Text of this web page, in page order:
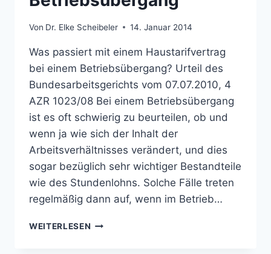
Von Dr. Elke Scheibeler 14. Januar 2014
Was passiert mit einem Haustarifvertrag
bei einem Betriebsübergang? Urteil des
Bundesarbeitsgerichts vom 07.07.2010, 4
AZR 1023/08 Bei einem Betriebsübergang
ist es oft schwierig zu beurteilen, ob und
wenn ja wie sich der Inhalt der
Arbeitsverhältnisses verändert, und dies
sogar bezüglich sehr wichtiger Bestandteile
wie des Stundenlohns. Solche Fälle treten
regelmäßig dann auf, wenn im Betrieb…
WEITERLESEN HAUSTARIFVERTRAG